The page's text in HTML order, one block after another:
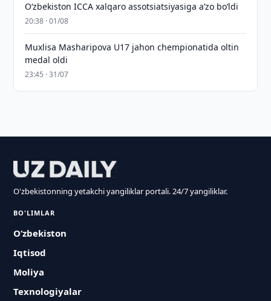
O‘zbekiston ICCA xalqaro assotsiatsiyasiga aʼzo bo‘ldi
20:38 · 01/08
Muxlisa Masharipova U17 jahon chempionatida oltin
medal oldi
23:45 · 31/07
O'zbekistonning yetakchi yangiliklar portali. 24/7 yangiliklar.
BO'LIMLAR
O‘zbekiston
Iqtisod
Moliya
Texnologiyalar